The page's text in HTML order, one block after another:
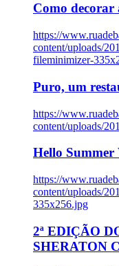
Como
https://
content/uploads/
fileminimizer-
Puro, um
https://
content/uploads/
Hello
https://
content/uploads/
335x256.jpg
2ª EDIÇÃO
SHERATON